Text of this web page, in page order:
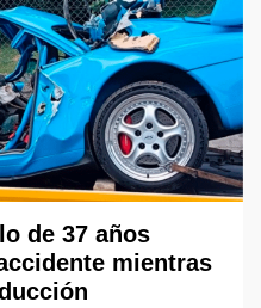
de 37 años
mientras